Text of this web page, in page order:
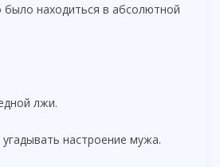
находиться в абсолютной
лжи.
настроение мужа.